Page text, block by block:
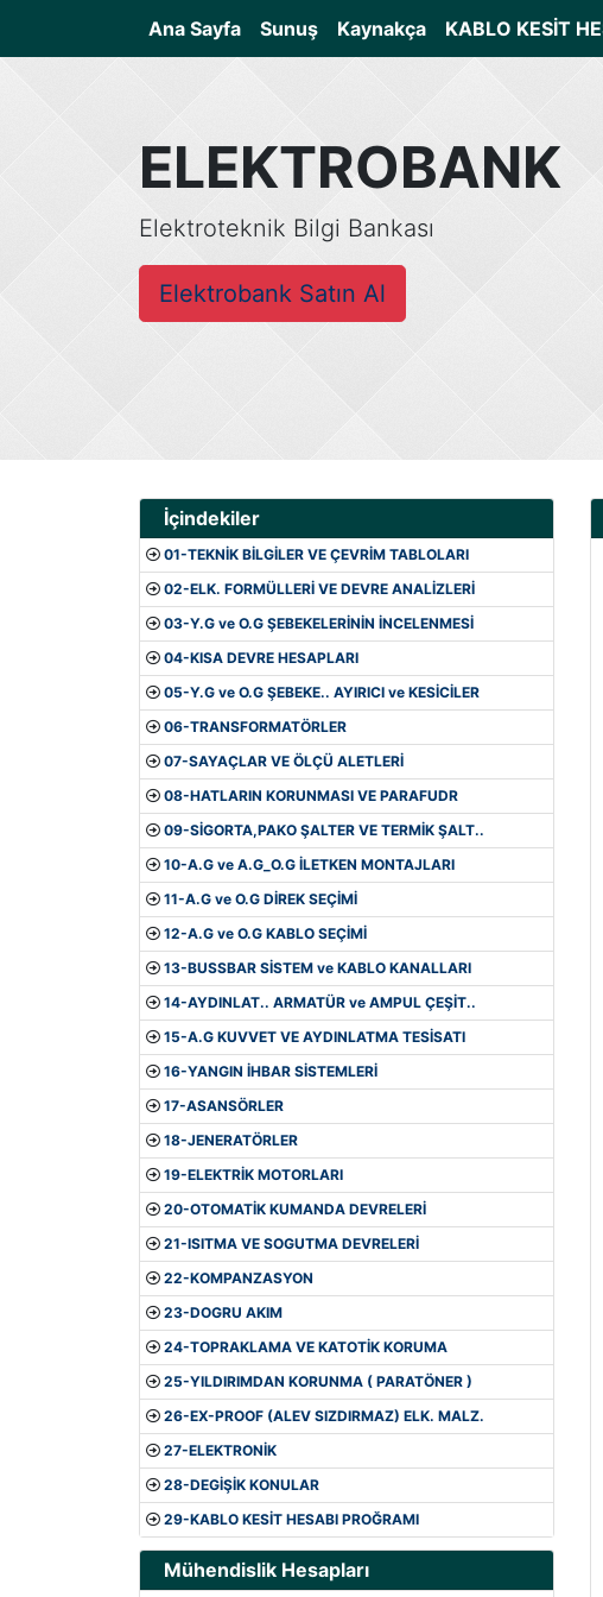
Ana Sayfa(current)
Sunuş Kaynakça KABLO KESİT
ELEKTROBANK
Elektroteknik Bilgi Bankası
Elektrobank Satın Al
İçindekiler
01-TEKNİK BİLGİLER VE ÇEVRİM TABLOLARI
02-ELK. FORMÜLLERİ VE DEVRE ANALİZLERİ
03-Y.G ve O.G ŞEBEKELERİNİN İNCELENMESİ
04-KISA DEVRE HESAPLARI
05-Y.G ve O.G ŞEBEKE.. AYIRICI ve KESİCİLER
06-TRANSFORMATÖRLER
07-SAYAÇLAR VE ÖLÇÜ ALETLERİ
08-HATLARIN KORUNMASI VE PARAFUDR
09-SİGORTA,PAKO ŞALTER VE TERMİK ŞALT..
10-A.G ve A.G_O.G İLETKEN MONTAJLARI
11-A.G ve O.G DİREK SEÇİMİ
12-A.G ve O.G KABLO SEÇİMİ
13-BUSSBAR SİSTEM ve KABLO KANALLARI
14-AYDINLAT.. ARMATÜR ve AMPUL ÇEŞİT..
15-A.G KUVVET VE AYDINLATMA TESİSATI
16-YANGIN İHBAR SİSTEMLERİ
17-ASANSÖRLER
18-JENERATÖRLER
19-ELEKTRİK MOTORLARI
20-OTOMATİK KUMANDA DEVRELERİ
21-ISITMA VE SOGUTMA DEVRELERİ
22-KOMPANZASYON
23-DOGRU AKIM
24-TOPRAKLAMA VE KATOTİK KORUMA
25-YILDIRIMDAN KORUNMA ( PARATÖNER )
26-EX-PROOF (ALEV SIZDIRMAZ) ELK. MALZ.
27-ELEKTRONİK
28-DEGİŞİK KONULAR
29-KABLO KESİT HESABI PROĞRAMI
Mühendislik Hesapları